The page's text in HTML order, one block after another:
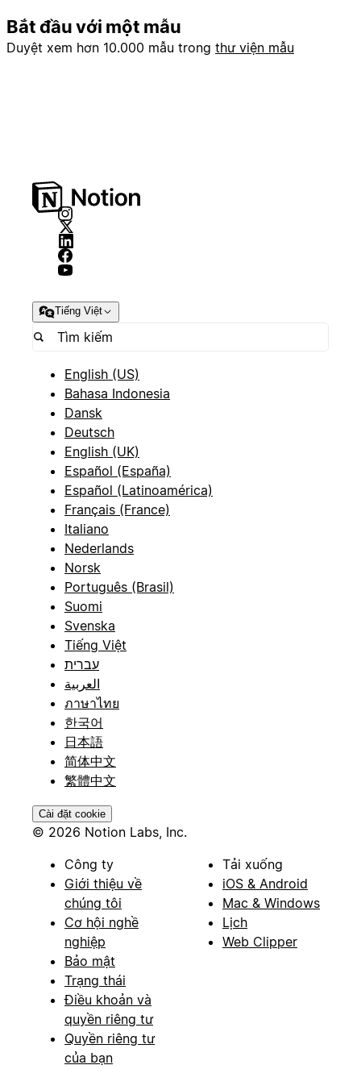
Bắt đầu với một mẫu
Duyệt xem hơn 10.000 mẫu trong thư viện mẫu
Tiếng Việt
English (US)
Bahasa Indonesia
Dansk
Deutsch
English (UK)
Español (España)
Español (Latinoamérica)
Français (France)
Italiano
Nederlands
Norsk
Português (Brasil)
Suomi
Svenska
Tiếng Việt
עברית
العربية
ภาษาไทย
한국어
日本語
简体中文
繁體中文
Cài đặt cookie
© 2026 Notion Labs, Inc.
Công ty
Giới thiệu về
chúng tôi
Cơ hội nghề
nghiệp
Bảo mật
Trạng thái
Điều khoản và
quyền riêng tư
Quyền riêng tư
của bạn
Tải xuống
iOS & Android
Mac & Windows
Lịch
Web Clipper